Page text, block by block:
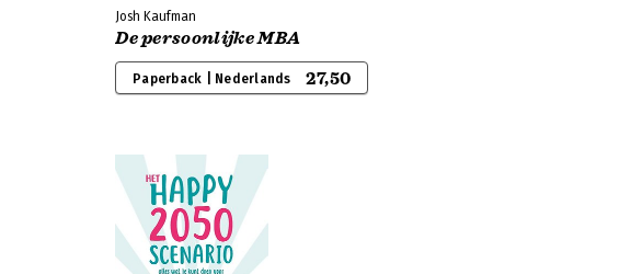
Josh Kaufman
De persoonlijke MBA
Paperback | Nederlands 27,50